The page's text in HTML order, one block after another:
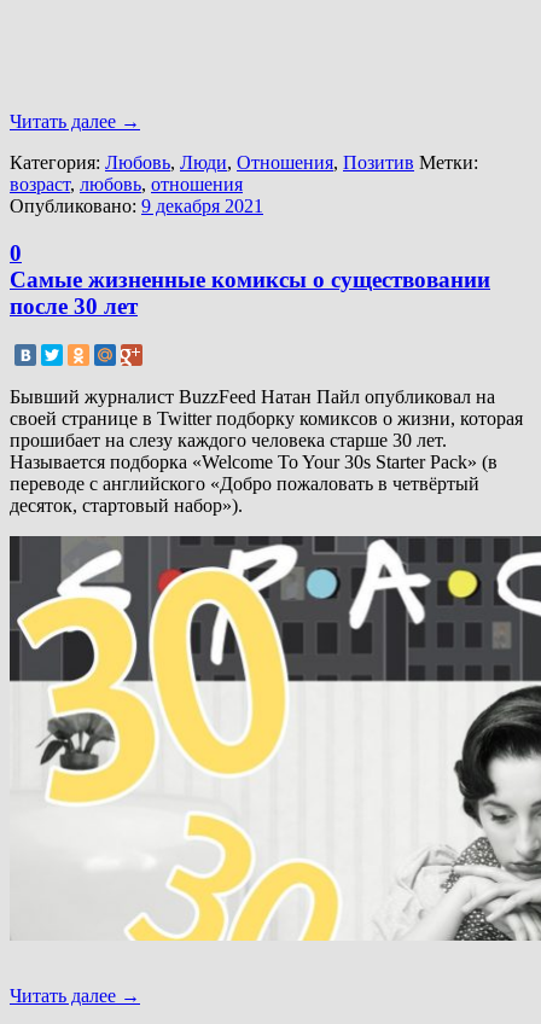
Читать далее →
Категория: Любовь, Люди, Отношения, Позитив Метки:
возраст, любовь, отношения
Опубликовано: 9 декабря 2021
0
Самые жизненные комиксы о существовании
после 30 лет
Бывший журналист BuzzFeed Натан Пайл опубликовал на
своей странице в Twitter подборку комиксов о жизни, которая
прошибает на слезу каждого человека старше 30 лет.
Называется подборка «Welcome To Your 30s Starter Pack» (в
переводе с английского «Добро пожаловать в четвёртый
десяток, стартовый набор»).
Читать далее →